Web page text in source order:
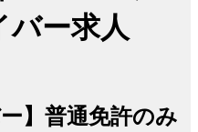
バー求人
】普通免許のみ